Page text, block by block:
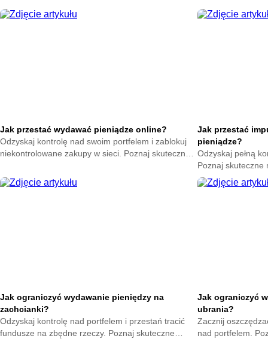
oszczędzać już
Jak przestać wydawać pieniądze online?
Odzyskaj kontrolę nad swoim portfelem i zablokuj
niekontrolowane zakupy w sieci. Poznaj skuteczne
przycisku kup teraz.
Jak przestać
pieniądze?
Odzyskaj pełną
Poznaj skuteczne
nagłych
oszczędności już
Jak ograniczyć wydawanie pieniędzy na
zachcianki?
Odzyskaj kontrolę nad portfelem i przestań tracić
fundusze na zbędne rzeczy. Poznaj skuteczne
Jak ograniczyć
ubrania?
Zacznij
nad portfelem.